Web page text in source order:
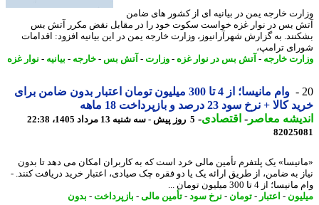
خارجه یمن در بیانیه ای از کشور های ضامن
بس در نوار غزه خواست سکوت خود را در مقابل نقض مکرر آتش بس
به گزارش شهرآرانیوز، وزارت خارجه یمن در این بیانیه افزود: اقدامات
ترامپ،
خارجه-آتش بس در نوار غزه -وزارت - آتش بس -خارجه-بیانیه-نوار غزه
وام مانیسا؛ از 4 تا 300 میلیون تومان اعتبار بدون ضامن برای
+ نرخ سود 23 درصد و بازپرداخت 18 ماهه
معاصر-اقتصادی-5 روز پیش - سه شنبه 13 مرداد 1405، 22:38
یک پلتفرم تأمین مالی خرد است که به کاربران امکان می دهد تا بدون
به ضامن، از طریق ارائه یک یا دو فقره چک صیادی، اعتبار خرید دریافت کنند. -
از 4 تا 300 میلیون تومان ...
-اعتبار-تومان-نرخ سود -تأمین مالی-بازپرداخت -بدون